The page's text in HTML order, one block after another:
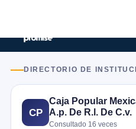
DIRECTORIO DE
CP
Caja Popular
A.p. De R.l. De C.v.
Consultado 16 veces